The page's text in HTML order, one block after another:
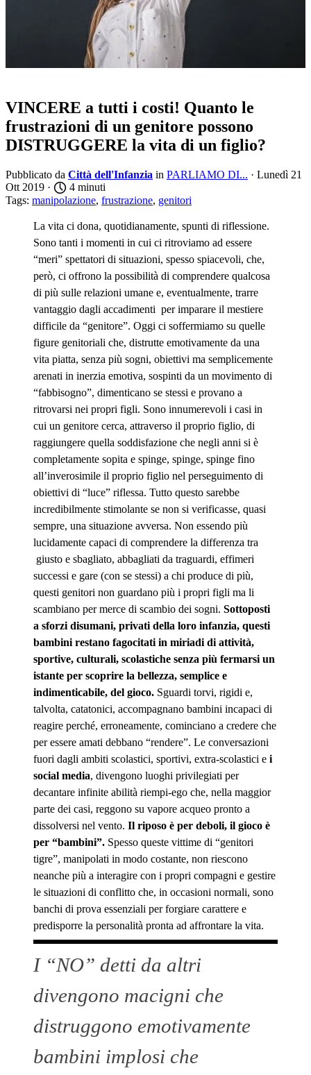
VINCERE a tutti i costi! Quanto le
frustrazioni di un genitore possono
DISTRUGGERE la vita di un figlio?
Pubblicato da Città dell'Infanzia in PARLIAMO DI... · Lunedì 21
Ott 2019 ·
4 minuti
Tags: manipolazione, frustrazione, genitori
La vita ci dona, quotidianamente, spunti di riflessione.
Sono tanti i momenti in cui ci ritroviamo ad essere
“meri” spettatori di situazioni, spesso spiacevoli, che,
però, ci offrono la possibilità di comprendere qualcosa
di più sulle relazioni umane e, eventualmente, trarre
vantaggio dagli accadimenti per imparare il mestiere
difficile da “genitore”. Oggi ci soffermiamo su quelle
figure genitoriali che, distrutte emotivamente da una
vita piatta, senza più sogni, obiettivi ma semplicemente
arenati in inerzia emotiva, sospinti da un movimento di
“fabbisogno”, dimenticano se stessi e provano a
ritrovarsi nei propri figli. Sono innumerevoli i casi in
cui un genitore cerca, attraverso il proprio figlio, di
raggiungere quella soddisfazione che negli anni si è
completamente sopita e spinge, spinge, spinge fino
all’inverosimile il proprio figlio nel perseguimento di
obiettivi di “luce” riflessa. Tutto questo sarebbe
incredibilmente stimolante se non si verificasse, quasi
sempre, una situazione avversa. Non essendo più
lucidamente capaci di comprendere la differenza tra
giusto e sbagliato, abbagliati da traguardi, effimeri
successi e gare (con se stessi) a chi produce di più,
questi genitori non guardano più i propri figli ma li
scambiano per merce di scambio dei sogni. Sottoposti
a sforzi disumani, privati della loro infanzia, questi
bambini restano fagocitati in miriadi di attività,
sportive, culturali, scolastiche senza più fermarsi un
istante per scoprire la bellezza, semplice e
indimenticabile, del gioco. Sguardi torvi, rigidi e,
talvolta, catatonici, accompagnano bambini incapaci di
reagire perché, erroneamente, cominciano a credere che
per essere amati debbano “rendere”. Le conversazioni
fuori dagli ambiti scolastici, sportivi, extra-scolastici e i
social media, divengono luoghi privilegiati per
decantare infinite abilità riempi-ego che, nella maggior
parte dei casi, reggono su vapore acqueo pronto a
dissolversi nel vento. Il riposo è per deboli, il gioco è
per “bambini”. Spesso queste vittime di “genitori
tigre”, manipolati in modo costante, non riescono
neanche più a interagire con i propri compagni e gestire
le situazioni di conflitto che, in occasioni normali, sono
banchi di prova essenziali per forgiare carattere e
predisporre la personalità pronta ad affrontare la vita.
I “NO” detti da altri
divengono macigni che
distruggono emotivamente
bambini implosi che